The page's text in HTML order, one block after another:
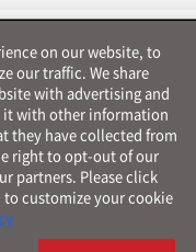
on our website, to
our traffic. We share
with advertising and
it with other information
they have collected from
right to opt-out of our
partners. Please click
to customize your cookie